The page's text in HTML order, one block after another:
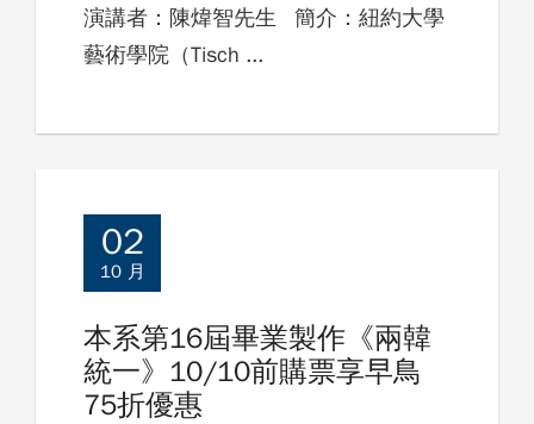
演講者：陳煒智先生 簡介：紐約大學
藝術學院（Tisch ...
02
10 月
本系第16屆畢業製作《兩韓
統一》10/10前購票享早鳥
75折優惠